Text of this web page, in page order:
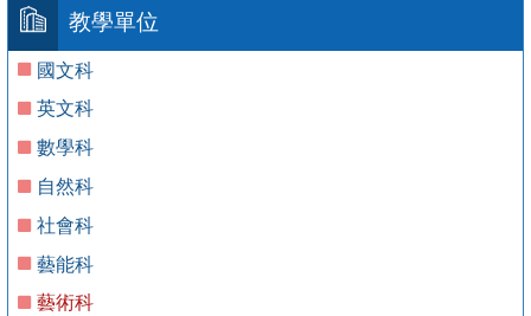
教學單位
國文科
英文科
數學科
自然科
社會科
藝能科
藝術科